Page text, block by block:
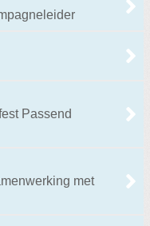
Passend
met